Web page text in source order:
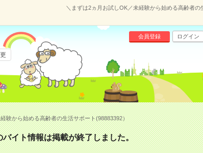
＼まずは2ヵ月お試しOK／未経験から始める高齢者の
会員登録 ログイン
験から始める高齢者の生活サポート(98883392）
バイト情報は掲載が終了しました。